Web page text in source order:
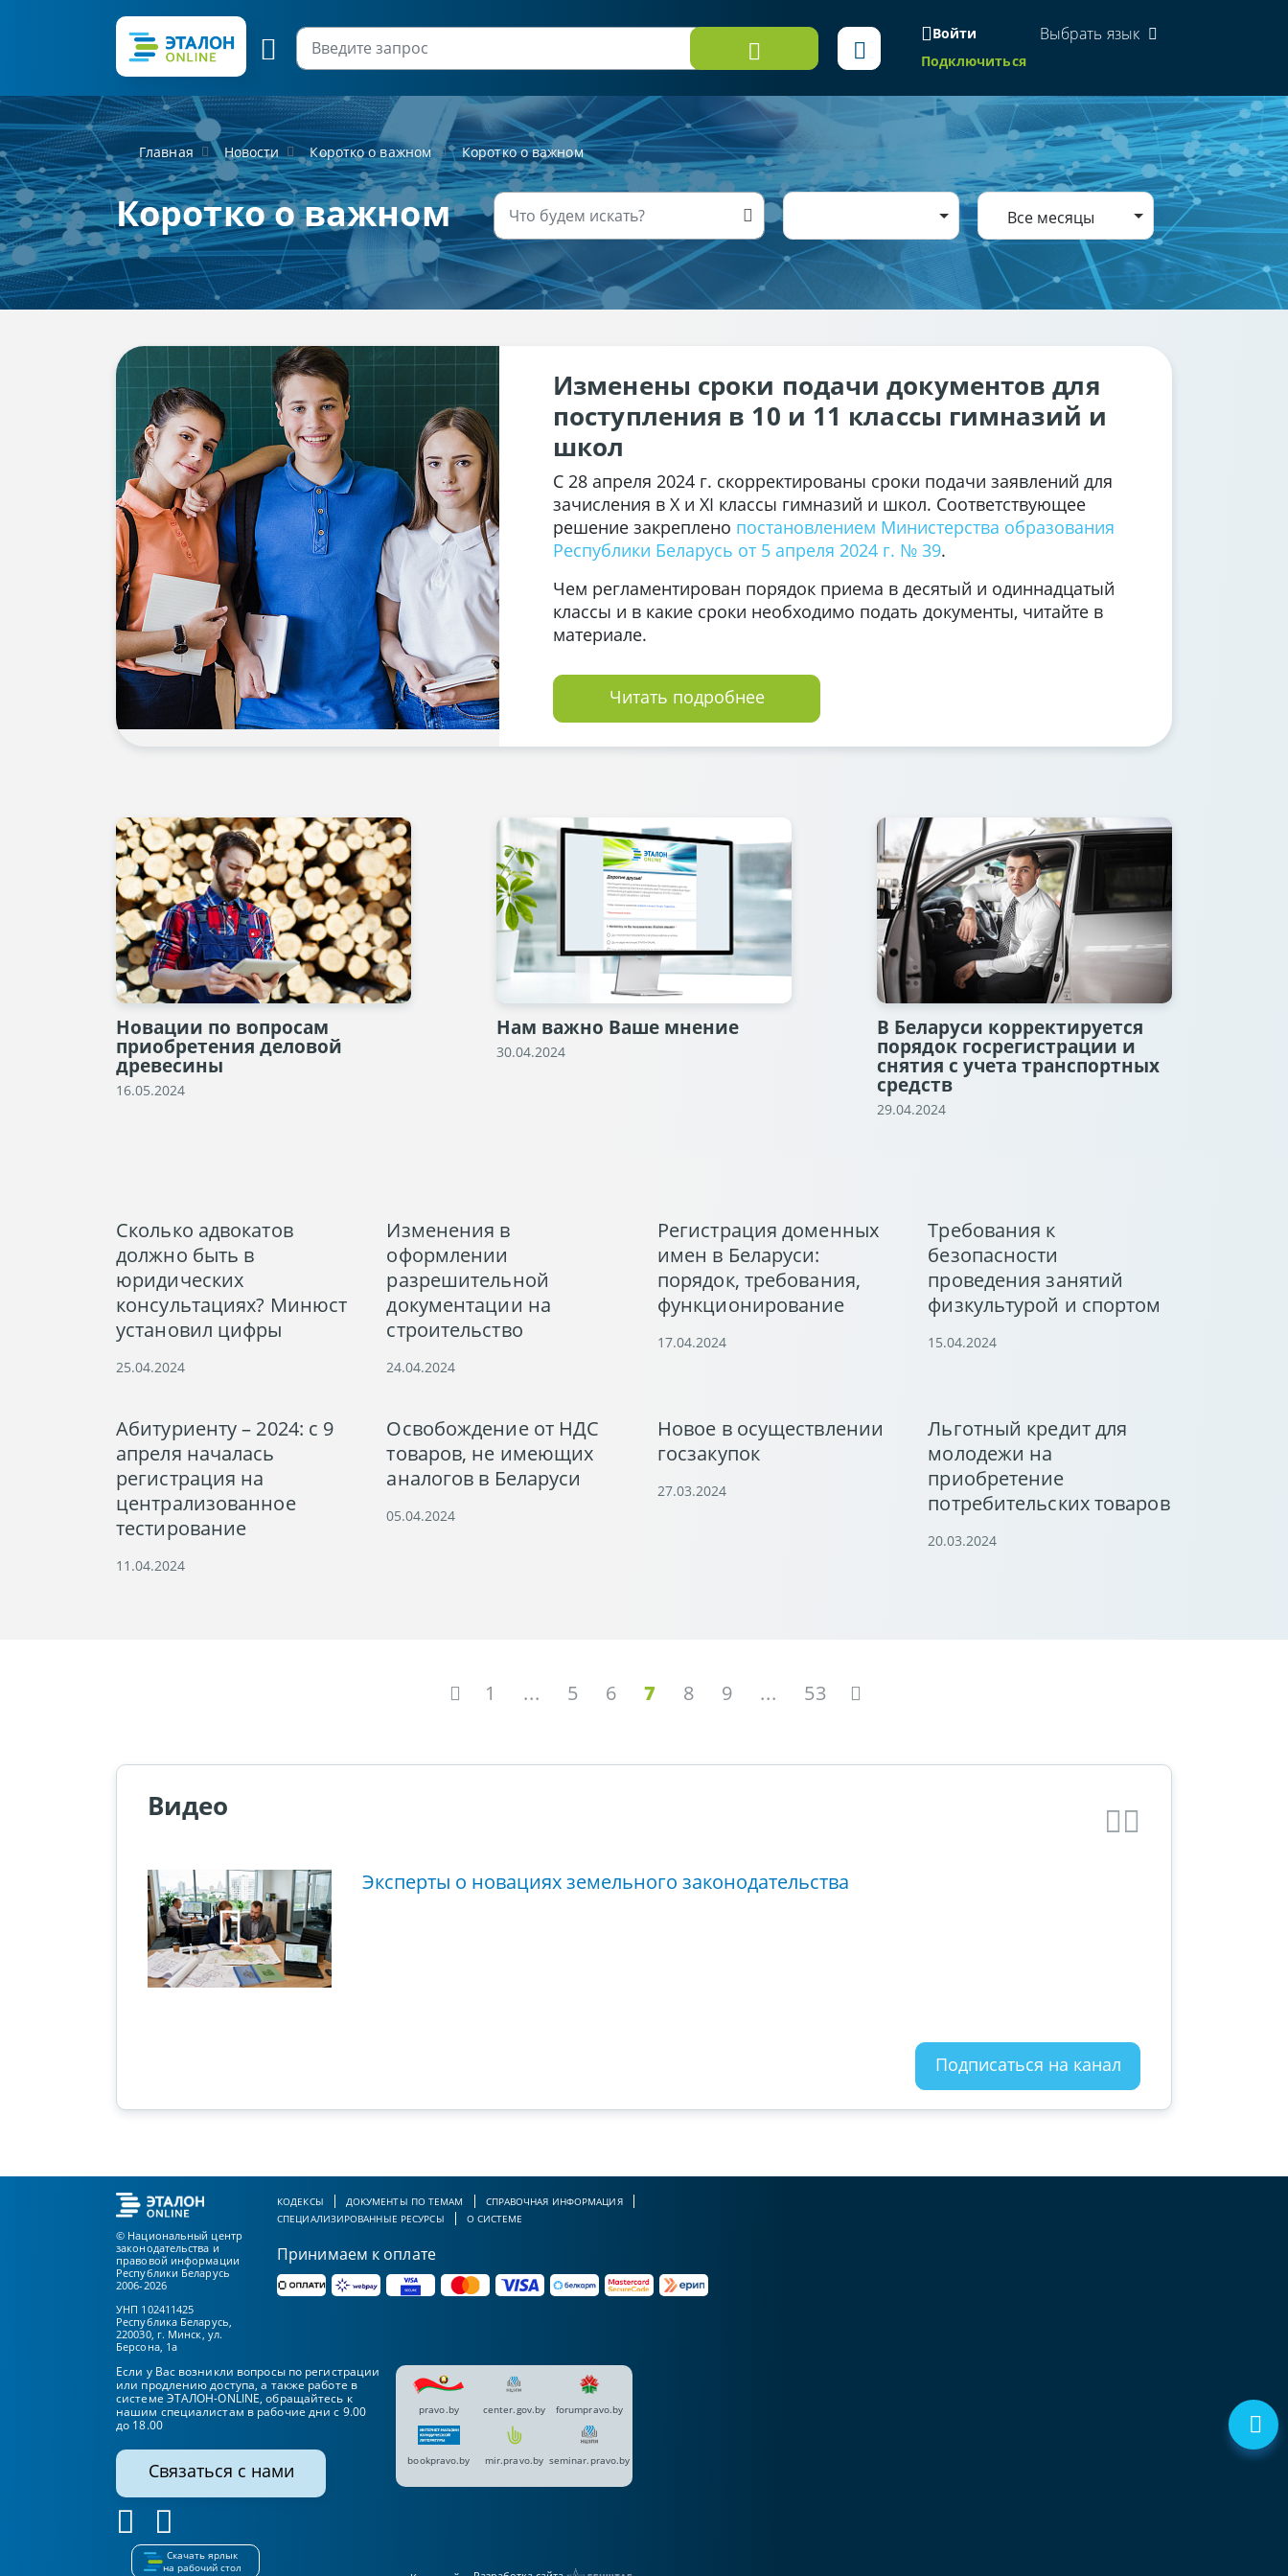
Войти
Подключиться
Выбрать язык
Главная Новости Коротко о важном Коротко о важном
Коротко о важном Все месяцы
Изменены сроки подачи документов для
поступления в 10 и 11 классы гимназий и
школ
С 28 апреля 2024 г. скорректированы сроки подачи заявлений для
зачисления в X и XI классы гимназий и школ. Соответствующее
решение закреплено постановлением Министерства образования
Республики Беларусь от 5 апреля 2024 г. № 39.
Чем регламентирован порядок приема в десятый и одиннадцатый
классы и в какие сроки необходимо подать документы, читайте в
материале.
Читать подробнее
Новации по вопросам
приобретения деловой
древесины
16.05.2024
Нам важно Ваше мнение
30.04.2024
В Беларуси корректируется
порядок госрегистрации и
снятия с учета транспортных
средств
29.04.2024
Сколько адвокатов
должно быть в
юридических
консультациях? Минюст
установил цифры
25.04.2024
Изменения в
оформлении
разрешительной
документации на
строительство
24.04.2024
Регистрация доменных
имен в Беларуси:
порядок, требования,
функционирование
17.04.2024
Требования к
безопасности
проведения занятий
физкультурой и спортом
15.04.2024
Абитуриенту – 2024: с 9
апреля началась
регистрация на
централизованное
тестирование
11.04.2024
Освобождение от НДС
товаров, не имеющих
аналогов в Беларуси
05.04.2024
Новое в осуществлении
госзакупок
27.03.2024
Льготный кредит для
молодежи на
приобретение
потребительских товаров
20.03.2024
1 ... 5 6 7 8 9 ... 53
Видео
Эксперты о новациях земельного законодательства
Подписаться на канал
© Национальный центр
законодательства и
правовой информации
Республики Беларусь
2006-2026
УНП 102411425
Республика Беларусь,
220030, г. Минск, ул.
Берсона, 1а
КОДЕКСЫ ДОКУМЕНТЫ ПО ТЕМАМ
СПРАВОЧНАЯ ИНФОРМАЦИЯ
СПЕЦИАЛИЗИРОВАННЫЕ РЕСУРСЫ
О СИСТЕМЕ
Принимаем к оплате
Если у Вас возникли вопросы по регистрации
или продлению доступа, а также работе в
системе ЭТАЛОН-ONLINE, обращайтесь к
нашим специалистам в рабочие дни с 9.00
до 18.00
Связаться с нами
Скачать ярлык
на рабочий стол
pravo.by center.gov.by forumpravo.by
bookpravo.by mir.pravo.by seminar.pravo.by